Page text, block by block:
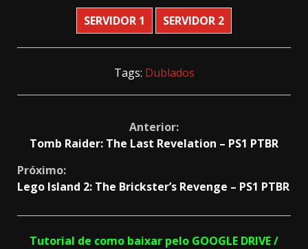
SERVIDOR 1 SERVIDOR 2
Tags: Dublados
Anterior:
Tomb Raider: The Last Revelation – PS1 PTBR
Próximo:
Lego Island 2: The Brickster’s Revenge – PS1 PTBR
Tutorial de como baixar pelo GOOGLE DRIVE /